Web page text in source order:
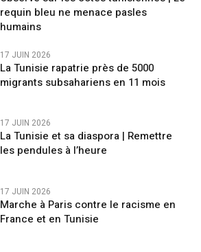
requin bleu ne menace pasles
humains
17 JUIN 2026
La Tunisie rapatrie près de 5000
migrants subsahariens en 11 mois
17 JUIN 2026
La Tunisie et sa diaspora | Remettre
les pendules à l’heure
17 JUIN 2026
Marche à Paris contre le racisme en
France et en Tunisie